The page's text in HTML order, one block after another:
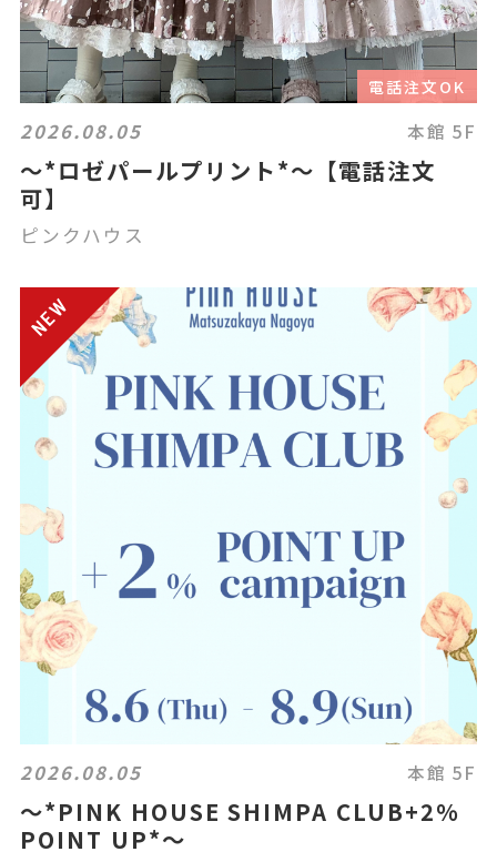
電話注文OK
2026.08.05 本館 5F
〜*ロゼパールプリント*〜【電話注文
可】
ピンクハウス
2026.08.05 本館 5F
〜*PINK HOUSE SHIMPA CLUB+2%
POINT UP*〜